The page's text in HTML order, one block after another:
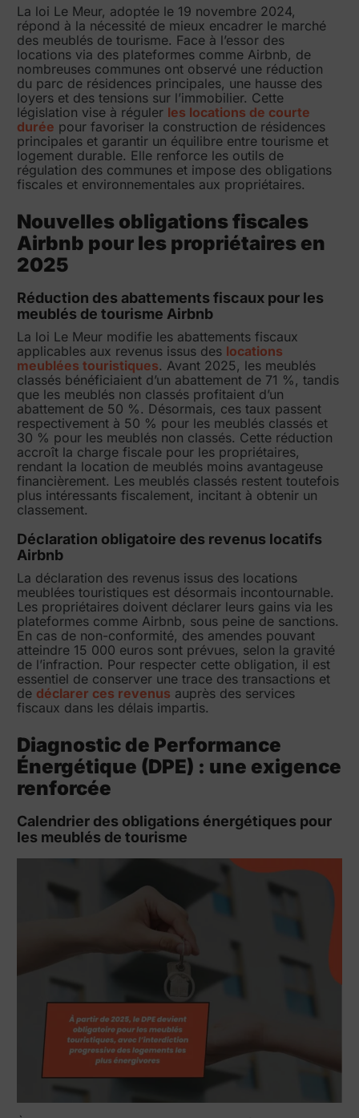
La loi Le Meur, adoptée le 19 novembre 2024,
répond à la nécessité de mieux encadrer le marché
des meublés de tourisme. Face à l’essor des
locations via des plateformes comme Airbnb, de
nombreuses communes ont observé une réduction
du parc de résidences principales, une hausse des
loyers et des tensions sur l’immobilier. Cette
législation vise à réguler les locations de courte
durée pour favoriser la construction de résidences
principales et garantir un équilibre entre tourisme et
logement durable. Elle renforce les outils de
régulation des communes et impose des obligations
fiscales et environnementales aux propriétaires.
Nouvelles obligations fiscales
Airbnb pour les propriétaires en
2025
Réduction des abattements fiscaux pour les
meublés de tourisme Airbnb
La loi Le Meur modifie les abattements fiscaux
applicables aux revenus issus des locations
meublées touristiques. Avant 2025, les meublés
classés bénéficiaient d’un abattement de 71 %, tandis
que les meublés non classés profitaient d’un
abattement de 50 %. Désormais, ces taux passent
respectivement à 50 % pour les meublés classés et
30 % pour les meublés non classés. Cette réduction
accroît la charge fiscale pour les propriétaires,
rendant la location de meublés moins avantageuse
financièrement. Les meublés classés restent toutefois
plus intéressants fiscalement, incitant à obtenir un
classement.
Déclaration obligatoire des revenus locatifs
Airbnb
La déclaration des revenus issus des locations
meublées touristiques est désormais incontournable.
Les propriétaires doivent déclarer leurs gains via les
plateformes comme Airbnb, sous peine de sanctions.
En cas de non-conformité, des amendes pouvant
atteindre 15 000 euros sont prévues, selon la gravité
de l’infraction. Pour respecter cette obligation, il est
essentiel de conserver une trace des transactions et
de déclarer ces revenus auprès des services
fiscaux dans les délais impartis.
Diagnostic de Performance
Énergétique (DPE) : une exigence
renforcée
Calendrier des obligations énergétiques pour
les meublés de tourisme